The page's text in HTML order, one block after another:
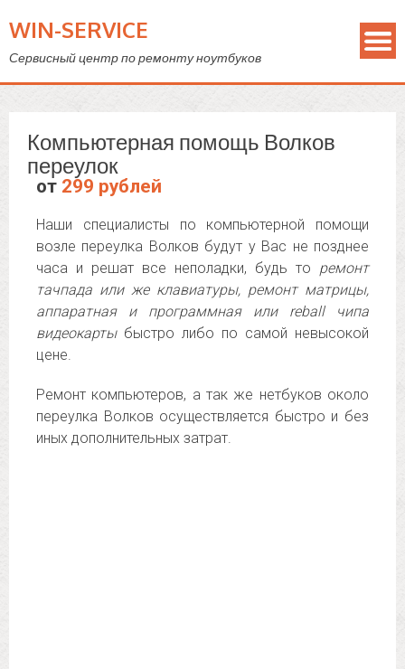
WIN-SERVICE
Сервисный центр по ремонту ноутбуков
Компьютерная помощь Волков
переулок
от 299 рублей
Наши специалисты по компьютерной помощи
возле переулка Волков будут у Вас не позднее
часа и решат все неполадки, будь то ремонт
тачпада или же клавиатуры, ремонт матрицы,
аппаратная и программная или reball чипа
видеокартыбыстро либо по самой невысокой
цене.
Ремонт компьютеров, а так же нетбуков около
переулка Волков осуществляется быстро и без
иных дополнительных затрат.